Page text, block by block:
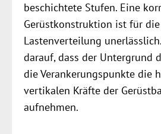
beschichtete Stufen. Eine
Gerüstkonstruktion ist für
Lastenverteilung
darauf, dass der Untergrund
die Verankerungspunkte die
vertikalen Kräfte der
aufnehmen.